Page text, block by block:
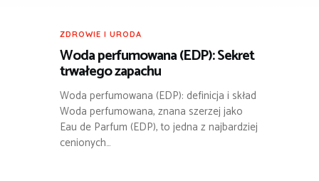
ZDROWIE I URODA
Woda perfumowana (EDP): Sekret
trwałego zapachu
Woda perfumowana (EDP): definicja i skład
Woda perfumowana, znana szerzej jako
Eau de Parfum (EDP), to jedna z najbardziej
cenionych…